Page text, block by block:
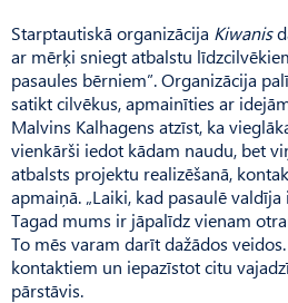
Starptautiskā organizācija Kiwanis
ar mērķi sniegt atbalstu
pasaules bērniem”. Organizācija
satikt cilvēkus, apmainīties ar
Malvins Kalhagens atzīst, ka
vienkārši iedot kādam naudu, bet
atbalsts projektu realizēšanā,
apmaiņā. „Laiki, kad pasaulē
Tagad mums ir jāpalīdz vienam
To mēs varam darīt dažādos
kontaktiem un iepazīstot citu
pārstāvis.